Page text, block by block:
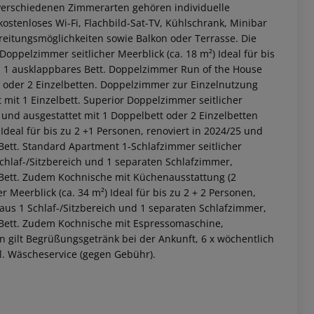
Zimmerarten gehören individuelle
Wi-Fi, Flachbild-Sat-TV, Kühlschrank, Minibar
sowie Balkon oder Terrasse. Die
Doppelzimmer seitlicher Meerblick (ca. 18 m²) Ideal für bis
ausklappbares Bett. Doppelzimmer Run of the House
2 Einzelbetten. Doppelzimmer zur Einzelnutzung
1 Einzelbett. Superior Doppelzimmer seitlicher
ausgestattet mit 1 Doppelbett oder 2 Einzelbetten
Ideal für bis zu 2 +1 Personen, renoviert in 2024/25 und
Standard Apartment 1-Schlafzimmer seitlicher
Sitzbereich und 1 separaten Schlafzimmer,
Zudem Kochnische mit Küchenausstattung (2
Meerblick (ca. 34 m²) Ideal für bis zu 2 + 2 Personen,
1 Schlaf-/Sitzbereich und 1 separaten Schlafzimmer,
Zudem Kochnische mit Espressomaschine,
gilt Begrüßungsgetränk bei der Ankunft, 6 x wöchentlich
(gegen Gebühr).